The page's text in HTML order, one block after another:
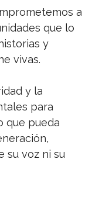
a
que lo
y
vivas.
y la
para
que pueda
su voz ni su